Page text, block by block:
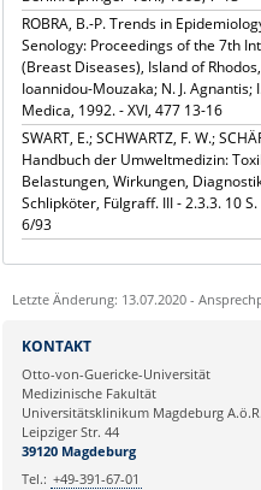
ROBRA, B.-P. Trends in
Senology: Proceedings of the 7th
(Breast Diseases), Island of
Ioannidou-Mouzaka; N. J.
Medica, 1992. - XVI, 477 13-16
SWART, E.; SCHWARTZ, F. W.;
Handbuch der Umweltmedizin:
Belastungen, Wirkungen,
Schlipköter, Fülgraff. III - 2.3.3. 10
6/93
Letzte Änderung: 13.07.2020 -
Ihre E-Mailadresse:
Ihr Anliegen:
KONTAKT
Otto-von-Guericke-Universität
Medizinische Fakultät
Universitätsklinikum Magdeburg A.ö.R.
Leipziger Str. 44
39120 Magdeburg
Tel.: +49-391-67-01